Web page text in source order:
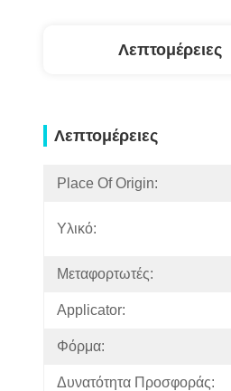
Λεπτομέρειες
Λεπτομέρειες
Place Of Origin:
Υλικό:
Μεταφορτωτές:
Applicator:
Φόρμα:
Δυνατότητα Προσφοράς: